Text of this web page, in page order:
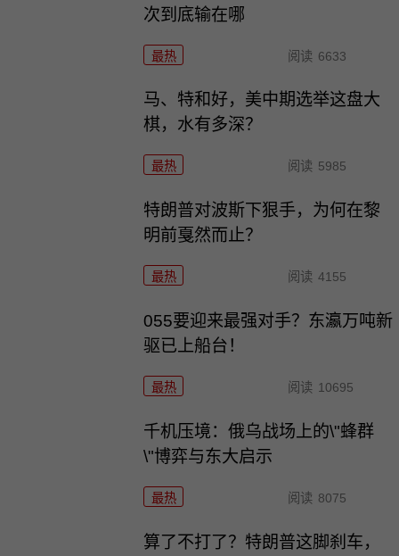
次到底输在哪
最热 阅读 6633
马、特和好，美中期选举这盘大
棋，水有多深？
最热 阅读 5985
特朗普对波斯下狠手，为何在黎
明前戛然而止？
最热 阅读 4155
055要迎来最强对手？东瀛万吨新
驱已上船台！
最热 阅读 10695
千机压境：俄乌战场上的\"蜂群
\"博弈与东大启示
最热 阅读 8075
算了不打了？特朗普这脚刹车，